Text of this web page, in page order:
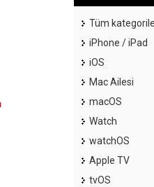
Tüm
iPhone / iPad
iOS
Mac Ailesi
macOS
Watch
watchOS
Apple TV
tvOS